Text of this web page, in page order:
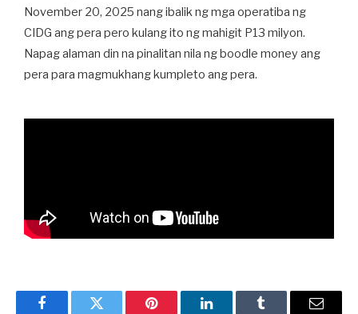
November 20, 2025 nang ibalik ng mga operatiba ng
CIDG ang pera pero kulang ito ng mahigit P13 milyon.
Napag alaman din na pinalitan nila ng boodle money ang
pera para magmukhang kumpleto ang pera.